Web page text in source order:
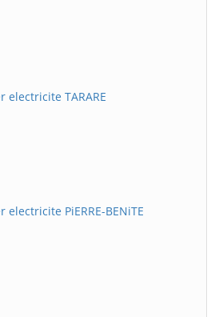
electricite TARARE
PiERRE-BENiTE